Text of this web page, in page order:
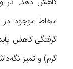
مخاط موجود در
گرفتگی کاهش
گرم) و تمیز